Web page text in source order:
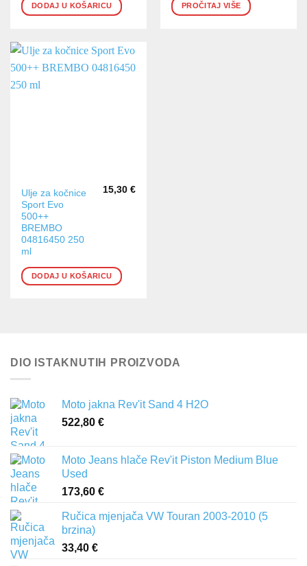
DODAJ U KOŠARICU PROČITAJ VIŠE
Ulje za kočnice
Sport Evo
500++
BREMBO
04816450 250
ml
15,30 €
DODAJ U KOŠARICU
DIO ISTAKNUTIH PROIZVODA
Moto jakna Rev'it Sand 4 H2O
522,80 €
Moto Jeans hlače Rev'it Piston Medium Blue
Used
173,60 €
Ručica mjenjača VW Touran 2003-2010 (5
brzina)
33,40 €